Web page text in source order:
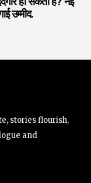
उम्मीद.
stories flourish,
and